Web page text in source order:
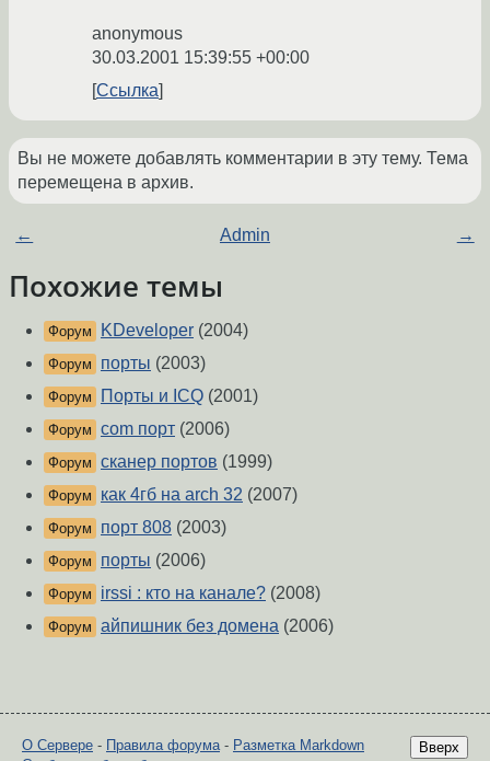
anonymous
30.03.2001 15:39:55 +00:00
Ссылка
Вы не можете добавлять комментарии в эту тему. Тема
перемещена в архив.
← Admin →
Похожие темы
Форум KDeveloper (2004)
Форум порты (2003)
Форум Порты и ICQ (2001)
Форум com порт (2006)
Форум сканер портов (1999)
Форум как 4гб на arch 32 (2007)
Форум порт 808 (2003)
Форум порты (2006)
Форум irssi : кто на канале? (2008)
Форум айпишник без домена (2006)
Вверх
О Сервере - Правила форума- Разметка Markdown